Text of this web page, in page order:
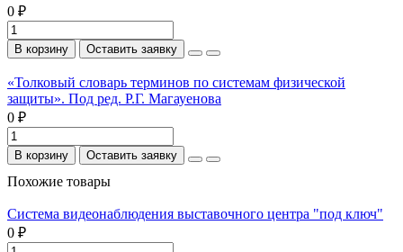
0 ₽
В корзину Оставить заявку
«Толковый словарь терминов по системам физической
защиты». Под ред. Р.Г. Магауенова
0 ₽
В корзину Оставить заявку
Похожие товары
Система видеонаблюдения выставочного центра "под ключ"
0 ₽